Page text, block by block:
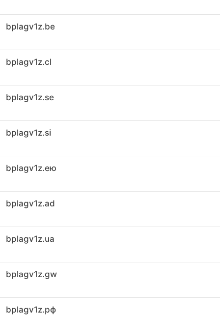
bplagv1z.be
bplagv1z.cl
bplagv1z.se
bplagv1z.si
bplagv1z.ею
bplagv1z.ad
bplagv1z.ua
bplagv1z.gw
bplagv1z.рф